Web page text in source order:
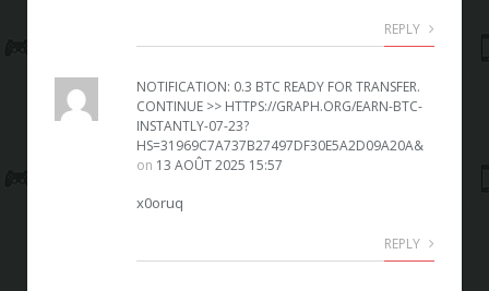
REPLY
NOTIFICATION: 0.3 BTC READY FOR TRANSFER.
CONTINUE >> HTTPS://GRAPH.ORG/EARN-BTC-
INSTANTLY-07-23?
HS=31969C7A737B27497DF30E5A2D09A20A&
on 13 AOÛT 2025 15:57
x0oruq
REPLY